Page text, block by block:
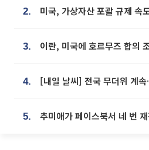
2.
3.
4.
5.